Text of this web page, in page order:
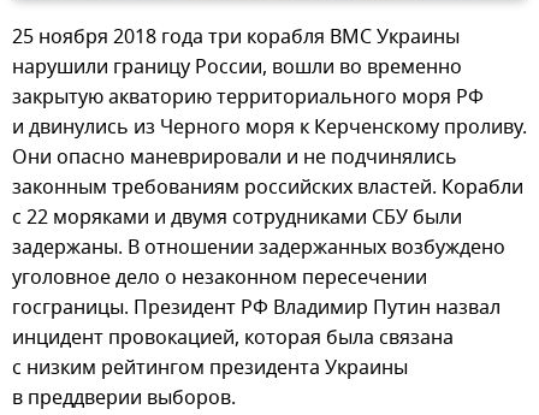
25 ноября 2018 года три корабля ВМС Украины
нарушили границу России, вошли во временно
закрытую акваторию территориального моря РФ
и двинулись из Черного моря к Керченскому проливу.
Они опасно маневрировали и не подчинялись
законным требованиям российских властей. Корабли
с 22 моряками и двумя сотрудниками СБУ были
задержаны. В отношении задержанных возбуждено
уголовное дело о незаконном пересечении
госграницы. Президент РФ Владимир Путин назвал
инцидент провокацией, которая была связана
с низким рейтингом президента Украины
в преддверии выборов.